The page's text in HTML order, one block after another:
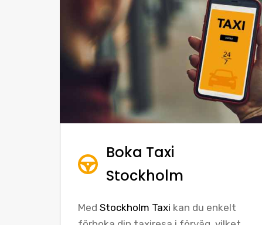
Boka Taxi
Stockholm
MedStockholm Taxi kan du enkelt